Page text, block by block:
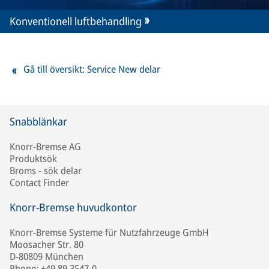
Konventionell luftbehandling
Gå till översikt: Service New delar
Snabblänkar
Knorr-Bremse AG
Produktsök
Broms - sök delar
Contact Finder
Knorr-Bremse huvudkontor
Knorr-Bremse Systeme für Nutzfahrzeuge GmbH
Moosacher Str. 80
D-80809 München